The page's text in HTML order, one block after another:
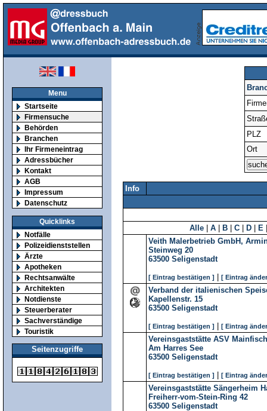
Menu
Startseite
Firmensuche
Behörden
Branchen
Ihr Firmeneintrag
Adressbücher
Kontakt
AGB
Impressum
Datenschutz
Quicklinks
Notfälle
Polizeidienststellen
Ärzte
Apotheken
Rechtsanwälte
Architekten
Notdienste
Steuerberater
Sachverständige
Touristik
Seitenzugriffe
PLZ
Ort
Info
Alle A B C D E
Veith Malerbetrieb GmbH,
Steinweg 20
63500 Seligenstadt
[ Eintrag bestätigen ] [ Eintrag
Verband der italienischen
Kapellenstr. 15
63500 Seligenstadt
[ Eintrag bestätigen ] [ Eintrag
Vereinsgaststätte ASV Mainfisch
Am Harres See
63500 Seligenstadt
[ Eintrag bestätigen ] [ Eintrag
Vereinsgaststätte Sängerheim
Freiherr-vom-Stein-Ring 42
63500 Seligenstadt